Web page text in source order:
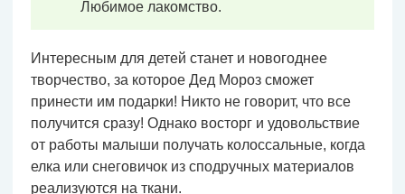
Любимое лакомство.
Интересным для детей станет и новогоднее
творчество, за которое Дед Мороз сможет
принести им подарки! Никто не говорит, что все
получится сразу! Однако восторг и удовольствие
от работы малыши получать колоссальные, когда
елка или снеговичок из сподручных материалов
реализуются на ткани.